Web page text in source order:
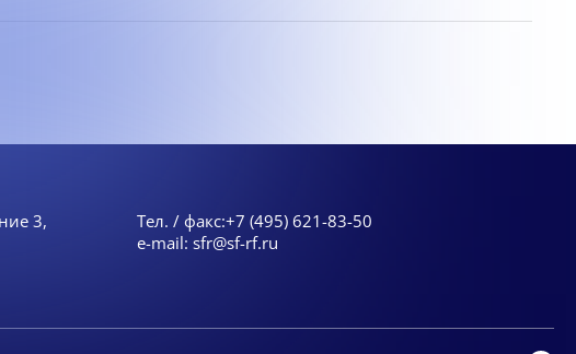
3,
Тел. / факс:+7 (495) 621-83-50
e-mail: sfr@sf-rf.ru